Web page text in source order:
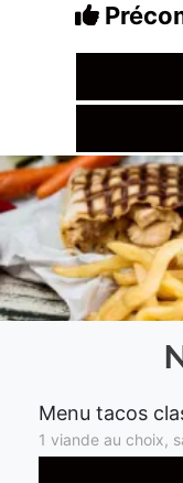
Menu tacos
1 viande au choix,